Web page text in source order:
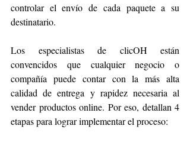
controlar el envío de cada paquete a su
destinatario.
Los especialistas de clicOH están
convencidos que cualquier negocio o
compañía puede contar con la más alta
calidad de entrega y rapidez necesaria al
vender productos online. Por eso, detallan 4
etapas para lograr implementar el proceso: